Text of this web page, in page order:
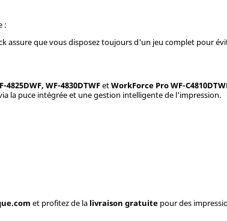
:
assure que vous disposez toujours d'un jeu complet pour
4825DWF, WF-4830DTWFetWorkForce Pro WF-
la puce intégrée et une gestion intelligente de l'impression.
et profitez de la livraison gratuite pour des